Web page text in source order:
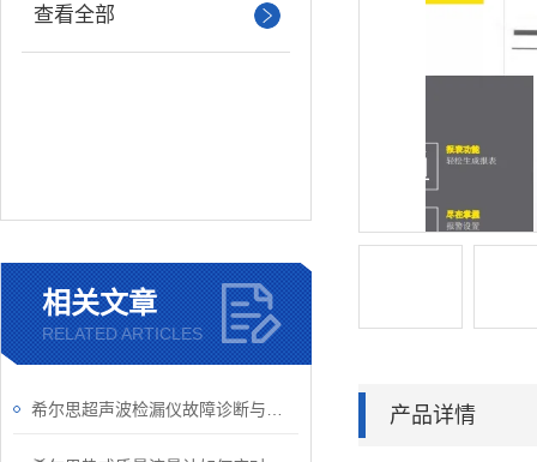
查看全部
相关文章
RELATED ARTICLES
产品详情